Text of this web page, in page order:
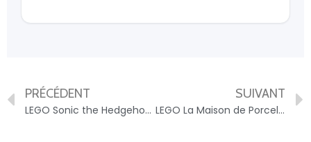
PRÉCÉDENT
LEGO Sonic the Hedgehog Le bateau d’aventures de Tails 76997 LEGO – 5702017592534
SUIVANT
LEGO La Maison de Porcelet 21268 LEGO – 5702017815428